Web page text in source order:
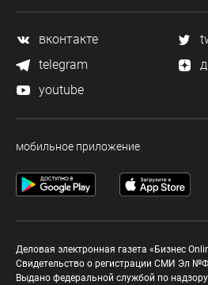
вконтакте
telegram
youtube
мобильное приложение
Деловая электронная газета «Бизнес
Свидетельство о регистрации СМИ Эл
Выдано федеральной службой по